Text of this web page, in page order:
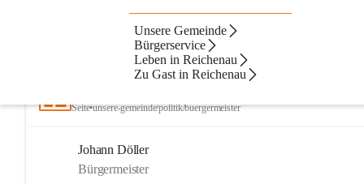
Unsere Gemeinde
Bürgerservice
Leben in Reichenau
Zu Gast in Reichenau
Artikel Kontakte
Seite•unsere-gemeinde/politik/buergermeister
Johann Döller
Bürgermeister